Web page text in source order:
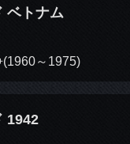
ベトナム
～1975)
1942